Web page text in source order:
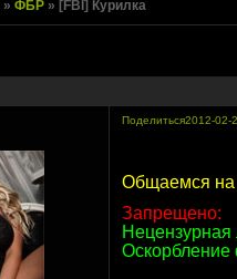
»ФБР » [FBI] Курилка
Поделиться2012-02-
Общаемся
Запрещено:
Нецензурная